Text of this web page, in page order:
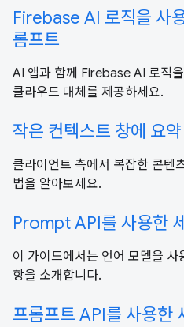
Firebase AI 로직을 사
롬프트
AI 앱과 함께 Firebase AI 로직
클라우드 대체를 제공하세요.
작은 컨텍스트 창에 요약
클라이언트 측에서 복잡한 콘텐
법을 알아보세요.
Prompt API를 사용한
이 가이드에서는 언어 모델을
항을 소개합니다.
프롬프트 API를 사용한